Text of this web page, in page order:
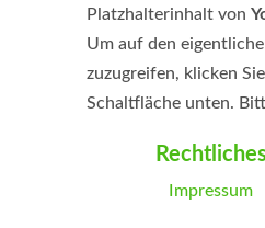
Platzhalterinhalt von
Um auf den
zuzugreifen, klicken
Schaltfläche unten.
an Drittanbieter
Impressum